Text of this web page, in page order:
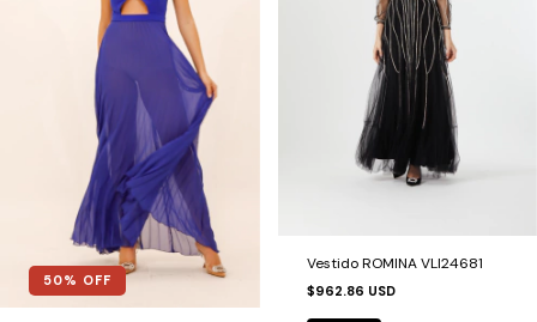
50% OFF
Vestido ROMINA VLI24681
$962.86 USD